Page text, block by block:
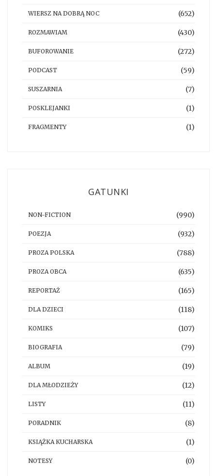
WIERSZ NA DOBRĄ NOC (652)
ROZMAWIAM (430)
BUFOROWANIE (272)
PODCAST (59)
SUSZARNIA (7)
POSKLEJANKI (1)
FRAGMENTY (1)
GATUNKI
NON-FICTION (990)
POEZJA (932)
PROZA POLSKA (788)
PROZA OBCA (635)
REPORTAŻ (165)
DLA DZIECI (118)
KOMIKS (107)
BIOGRAFIA (79)
ALBUM (19)
DLA MŁODZIEŻY (12)
LISTY (11)
PORADNIK (8)
KSIĄŻKA KUCHARSKA (1)
NOTESY (0)